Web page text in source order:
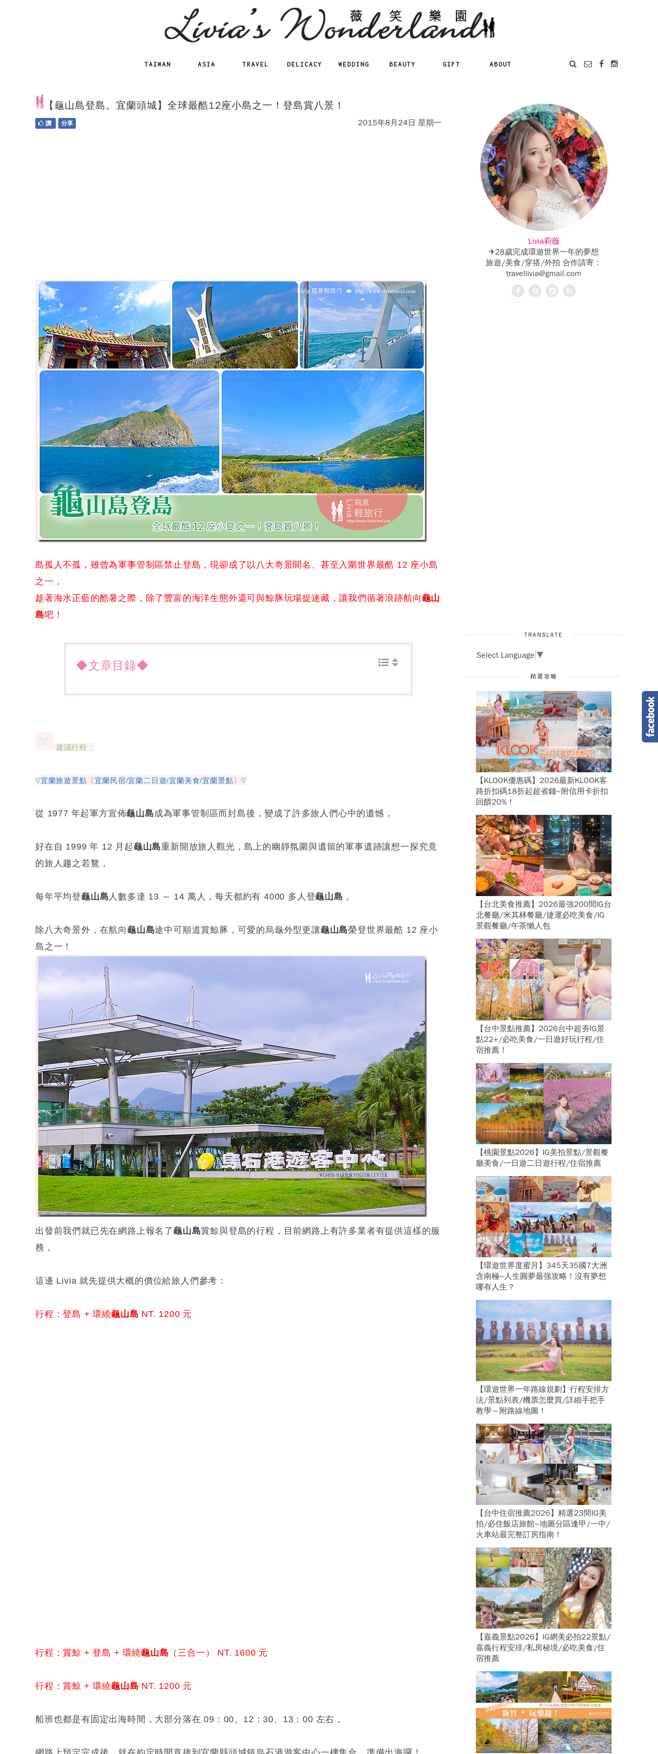
TAIWAN ASIA TRAVEL DELICACY WEDDING BEAUTY GIFT ABOUT
【龜山島登島。宜蘭頭城】全球最酷12座小島之一！登島賞八景！
2015年8月24日 星期一
讚 分享
島孤人不孤，雖曾為軍事管制區禁止登島，現卻成了以八大奇景聞名、甚至入圍世界最酷 12 座小島
之一，
趁著海水正藍的酷暑之際，除了豐富的海洋生態外還可與鯨豚玩場捉迷藏，讓我們循著浪跡航向 龜山
島吧！
◆文章目錄◆
建議行程：
♡宜蘭旅遊景點〔宜蘭民宿/宜蘭二日遊/宜蘭美食/宜蘭景點〕♡
從 1977 年起軍方宣佈龜山島成為軍事管制區而封島後，變成了許多旅人們心中的遺憾，
好在自 1999 年 12 月起龜山島重新開放旅人觀光，島上的幽靜氛圍與遺留的軍事遺跡讓想一探究竟
的旅人趨之若鶩，
每年平均登龜山島 人數多達 13 ～ 14 萬人，每天都約有 4000 多人登龜山島 ，
除八大奇景外，在航向 龜山島途中可順道賞鯨豚，可愛的烏龜外型更讓龜山島榮登世界最酷 12 座小
島之一！
出發前我們就已先在網路上報名了龜山島賞鯨與登島的行程，目前網路上有許多業者有提供這樣的服
務，
這邊 Livia 就先提供大概的價位給旅人們參考：
行程：登島 + 環繞龜山島 NT. 1200 元
行程：賞鯨 + 登島 + 環繞龜山島 （三合一） NT. 1600 元
行程：賞鯨 + 環繞龜山島 NT. 1200 元
船班也都是有固定出海時間，大部分落在 09：00、12：30、13：00 左右，
Livia莉薇
✈28歲完成環遊世界一年的夢想
旅遊/美食/穿搭/外拍 合作請寄：
travellivia@gmail.com
TRANSLATE
Select Language ▼
精選攻略
【KLOOK優惠碼】2026最新KLOOK客
路折扣碼18折起超省錢~附信用卡折扣
回饋20%！
【台北美食推薦】2026最強200間IG台
北餐廳/米其林餐廳/捷運必吃美食/IG
景觀餐廳/午茶懶人包
【台中景點推薦】2026台中超夯IG景
點22+/必吃美食/一日遊好玩行程/住
宿推薦！
【桃園景點2026】IG美拍景點/景觀餐
廳美食/一日遊二日遊行程/住宿推薦
【環遊世界度蜜月】345天35國7大洲
含南極~人生圓夢最強攻略！沒有夢想
哪有人生？
【環遊世界一年路線規劃】行程安排方
法/景點列表/機票怎麼買/詳細手把手
教學～附路線地圖！
【台中住宿推薦2026】精選23間IG美
拍/必住飯店旅館~地圖分區逢甲/一中/
火車站最完整訂房指南！
【嘉義景點2026】IG網美必拍22景點/
嘉義行程安排/私房秘境/必吃美食/住
宿推薦